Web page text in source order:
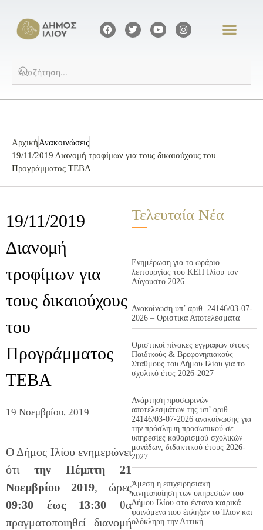
ΑρχικήΑνακοινώσεις
19/11/2019 Διανομή τροφίμων για τους δικαιούχους του
Προγράμματος ΤΕΒΑ
19/11/2019
Διανομή
τροφίμων για
τους δικαιούχους
του
Προγράμματος
ΤΕΒΑ
19 Νοεμβρίου, 2019
Ο Δήμος Ιλίου ενημερώνει
ότι την Πέμπτη 21
Νοεμβρίου 2019, ώρες
09:30 έως 13:30 θα
πραγματοποιηθεί διανομή
Τελευταία Νέα
Ενημέρωση για το ωράριο
λειτουργίας του ΚΕΠ Ιλίου τον
Αύγουστο 2026
Ανακοίνωση υπ’ αριθ. 24146/03-07-
2026 – Οριστικά Αποτελέσματα
Οριστικοί πίνακες εγγραφών στους
Παιδικούς & Βρεφονηπιακούς
Σταθμούς του Δήμου Ιλίου για το
σχολικό έτος 2026-2027
Ανάρτηση προσωρινών
αποτελεσμάτων της υπ’ αριθ.
24146/03-07-2026 ανακοίνωσης για
την πρόσληψη προσωπικού σε
υπηρεσίες καθαρισμού σχολικών
μονάδων, διδακτικού έτους 2026-
2027
Άμεση η επιχειρησιακή
κινητοποίηση των υπηρεσιών του
Δήμου Ιλίου στα έντονα καιρικά
φαινόμενα που έπληξαν το Ίλιον και
ολόκληρη την Αττική